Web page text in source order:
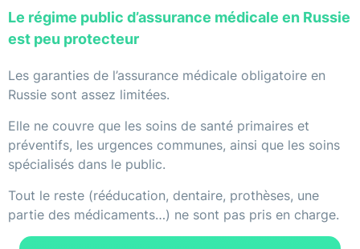
Le régime public d’assurance médicale en Russie
est peu protecteur
Les garanties de l’assurance médicale obligatoire en
Russie sont assez limitées.
Elle ne couvre que les soins de santé primaires et
préventifs, les urgences communes, ainsi que les soins
spécialisés dans le public.
Tout le reste (rééducation, dentaire, prothèses, une
partie des médicaments…) ne sont pas pris en charge.